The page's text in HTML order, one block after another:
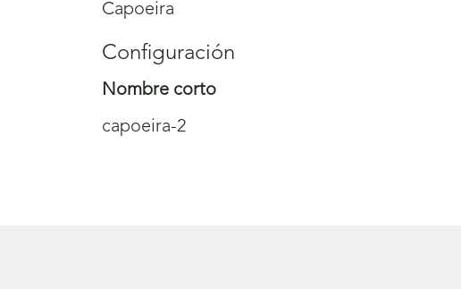
Capoeira
Configuración
Nombre corto
capoeira-2